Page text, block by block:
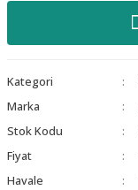
Kategori
Marka
Stok Kodu
Fiyat
Havale